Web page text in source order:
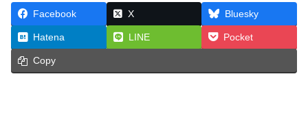
Facebook X Bluesky
Hatena LINE Pocket
Copy